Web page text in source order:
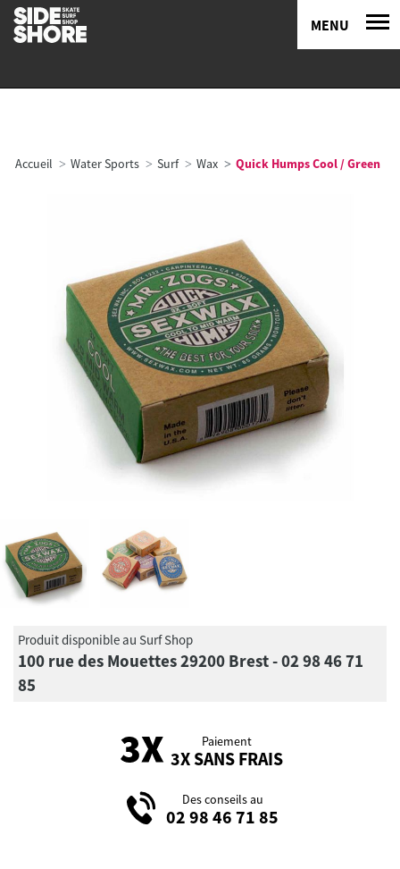
MENU
Accueil Water Sports Surf Wax Quick Humps Cool / Green
Produit disponible au Surf Shop
100 rue des Mouettes 29200 Brest - 02 98 46 71
85
Paiement
3X SANS FRAIS
Des conseils au
02 98 46 71 85